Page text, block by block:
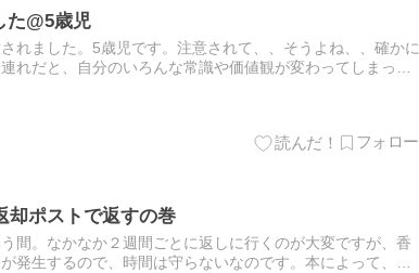
た@5歳児
れました。5歳児です。注意されて、、そうよね、、確かに
れだと、自分のいろんな常識や価値観が変わってしまっ
却ポストで返すの巻
間。なかなか２週間ごとに返しに行くのが大変ですが、香
発生するので、時間は守らないなのです。本によって、